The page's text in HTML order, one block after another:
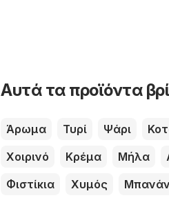
Αυτά τα προϊόντα
Άρωμα Τυρί Ψάρι
Χοιρινό
Κρέμα Μήλα
Φιστίκια
Χυμός